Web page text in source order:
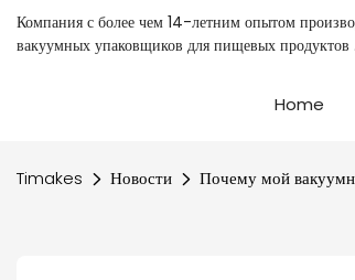
Компания с более чем 14-летним опытом
вакуумных упаковщиков для пищевых продуктов .
Home
Timakes Новости Почему мой